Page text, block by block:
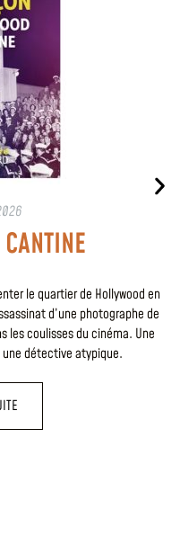
le quartier de Hollywood en
d’une photographe de
les coulisses du cinéma. Une
détective atypique.